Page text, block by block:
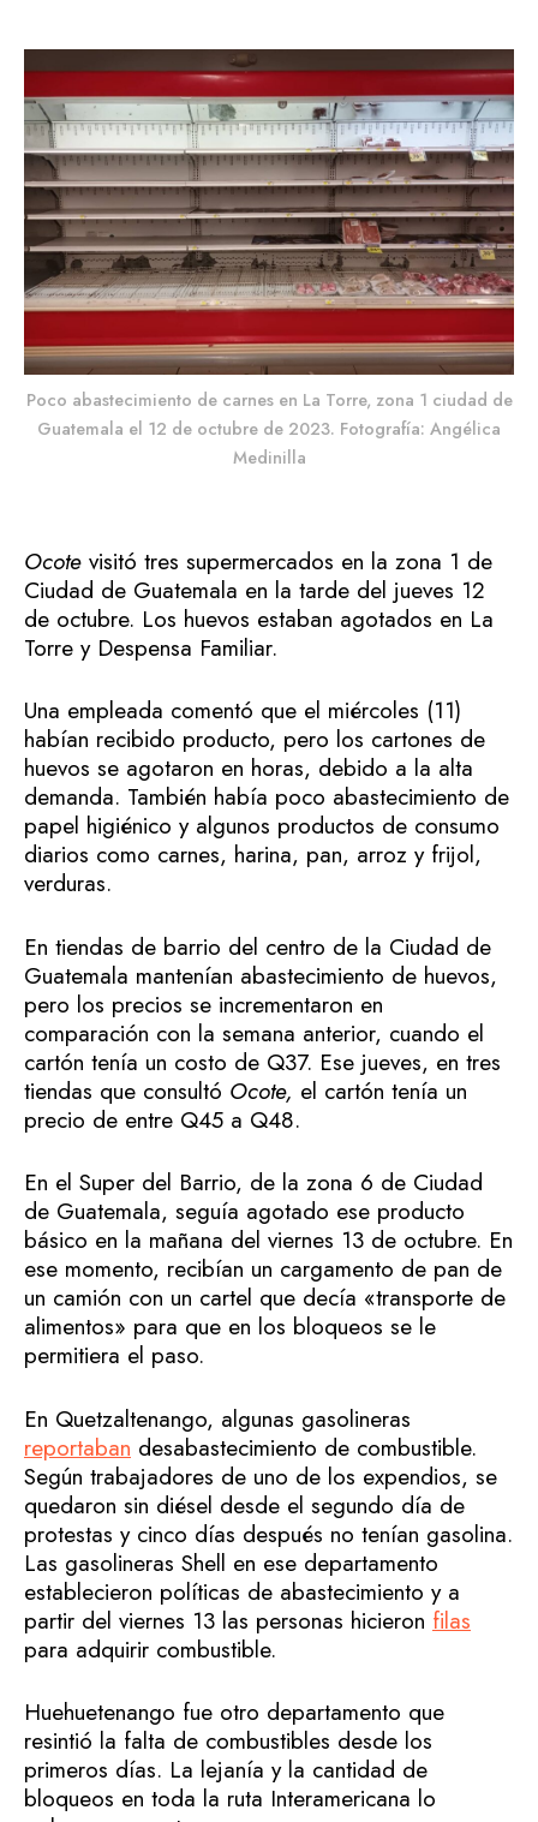
Poco abastecimiento de carnes en La Torre, zona 1 ciudad de
Guatemala el 12 de octubre de 2023. Fotografía: Angélica
Medinilla
Ocote visitó tres supermercados en la zona 1 de
Ciudad de Guatemala en la tarde del jueves 12
de octubre. Los huevos estaban agotados en La
Torre y Despensa Familiar.
Una empleada comentó que el miércoles (11)
habían recibido producto, pero los cartones de
huevos se agotaron en horas, debido a la alta
demanda. También había poco abastecimiento de
papel higiénico y algunos productos de consumo
diarios como carnes, harina, pan, arroz y frijol,
verduras.
En tiendas de barrio del centro de la Ciudad de
Guatemala mantenían abastecimiento de huevos,
pero los precios se incrementaron en
comparación con la semana anterior, cuando el
cartón tenía un costo de Q37. Ese jueves, en tres
tiendas que consultó Ocote, el cartón tenía un
precio de entre Q45 a Q48.
En el Super del Barrio, de la zona 6 de Ciudad
de Guatemala, seguía agotado ese producto
básico en la mañana del viernes 13 de octubre. En
ese momento, recibían un cargamento de pan de
un camión con un cartel que decía «transporte de
alimentos» para que en los bloqueos se le
permitiera el paso.
En Quetzaltenango, algunas gasolineras
reportaban desabastecimiento de combustible.
Según trabajadores de uno de los expendios, se
quedaron sin diésel desde el segundo día de
protestas y cinco días después no tenían gasolina.
Las gasolineras Shell en ese departamento
establecieron políticas de abastecimiento y a
partir del viernes 13 las personas hicieron filas
para adquirir combustible.
Huehuetenango fue otro departamento que
resintió la falta de combustibles desde los
primeros días. La lejanía y la cantidad de
bloqueos en toda la ruta Interamericana lo